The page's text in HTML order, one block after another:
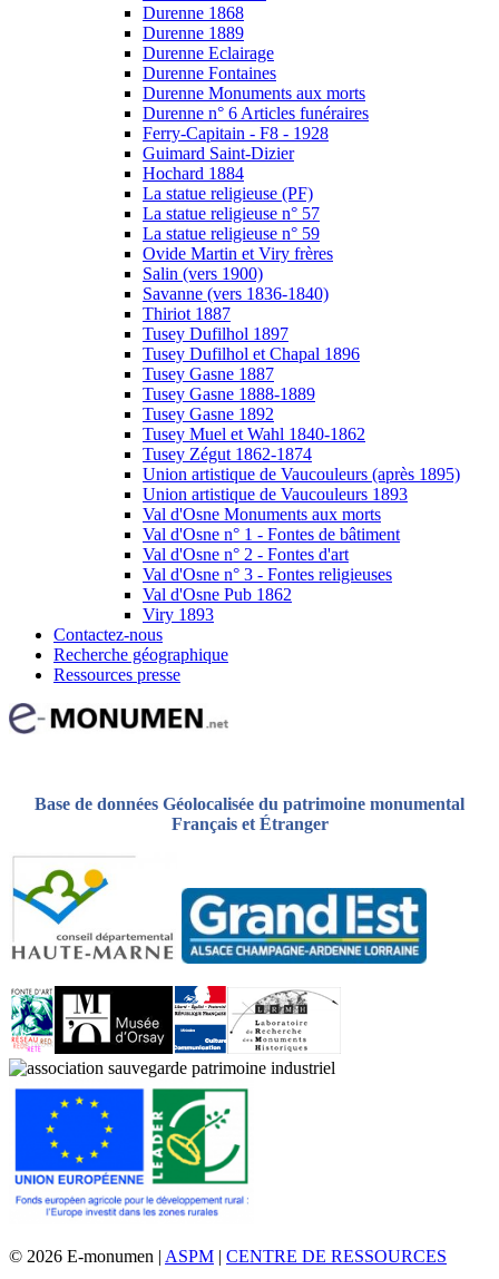
Durenne 1868
Durenne 1889
Durenne Eclairage
Durenne Fontaines
Durenne Monuments aux morts
Durenne n° 6 Articles funéraires
Ferry-Capitain - F8 - 1928
Guimard Saint-Dizier
Hochard 1884
La statue religieuse (PF)
La statue religieuse n° 57
La statue religieuse n° 59
Ovide Martin et Viry frères
Salin (vers 1900)
Savanne (vers 1836-1840)
Thiriot 1887
Tusey Dufilhol 1897
Tusey Dufilhol et Chapal 1896
Tusey Gasne 1887
Tusey Gasne 1888-1889
Tusey Gasne 1892
Tusey Muel et Wahl 1840-1862
Tusey Zégut 1862-1874
Union artistique de Vaucouleurs (après 1895)
Union artistique de Vaucouleurs 1893
Val d'Osne Monuments aux morts
Val d'Osne n° 1 - Fontes de bâtiment
Val d'Osne n° 2 - Fontes d'art
Val d'Osne n° 3 - Fontes religieuses
Val d'Osne Pub 1862
Viry 1893
Contactez-nous
Recherche géographique
Ressources presse
Base de données Géolocalisée du patrimoine monumental
Français et Étranger
© 2026 E-monumen | ASPM | CENTRE DE RESSOURCES